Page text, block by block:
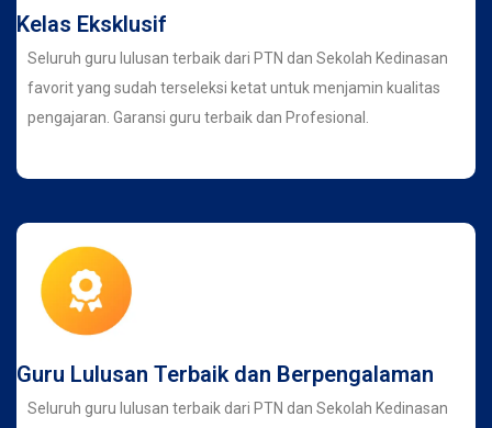
Kelas Eksklusif
Seluruh guru lulusan terbaik dari PTN dan Sekolah Kedinasan
favorit yang sudah terseleksi ketat untuk menjamin kualitas
pengajaran. Garansi guru terbaik dan Profesional.
Guru Lulusan Terbaik dan Berpengalaman
Seluruh guru lulusan terbaik dari PTN dan Sekolah Kedinasan